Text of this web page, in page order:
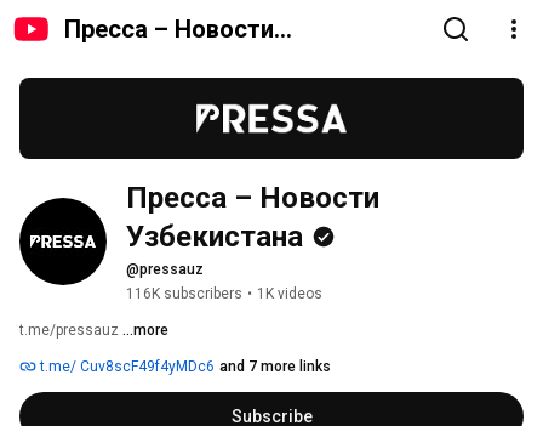
Пресса – Новости
Пресса – Новости
Узбекистана
@pressauz
116K subscribers • 1K videos
t.me/pressauz ...more
t.me/ Cuv8scF49f4yMDc6 and 7 more links
Subscribe